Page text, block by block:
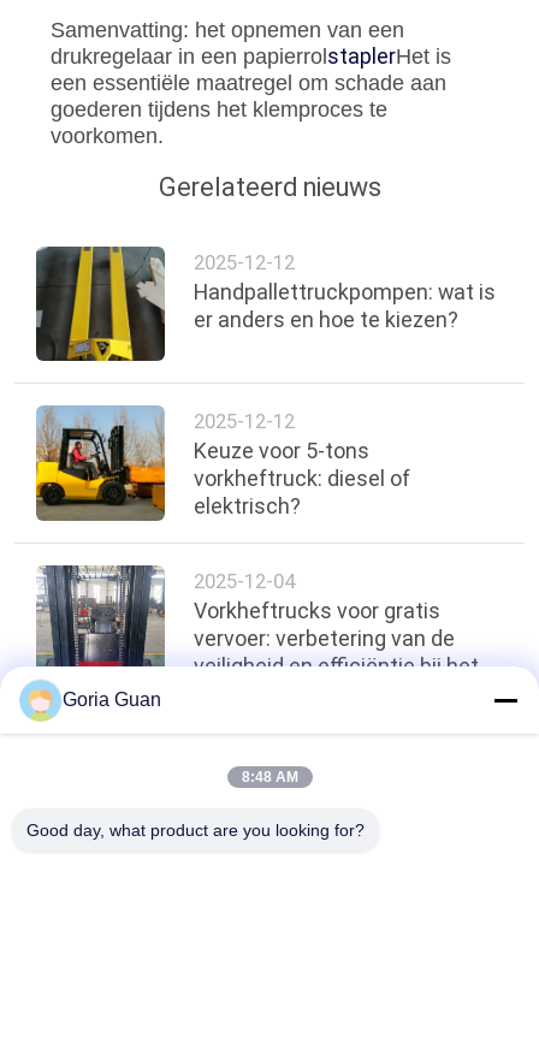
Samenvatting: het opnemen van een
drukregelaar in een papierrolstaplerHet is
een essentiële maatregel om schade aan
goederen tijdens het klemproces te
voorkomen.
Gerelateerd nieuws
2025-12-12
Handpallettruckpompen: wat is
er anders en hoe te kiezen?
2025-12-12
Keuze voor 5-tons
vorkheftruck: diesel of
elektrisch?
2025-12-04
Vorkheftrucks voor gratis
vervoer: verbetering van de
veiligheid en efficiëntie bij het
Terug naar boven
Goria Guan
8:48 AM
Good day, what product are you looking for?